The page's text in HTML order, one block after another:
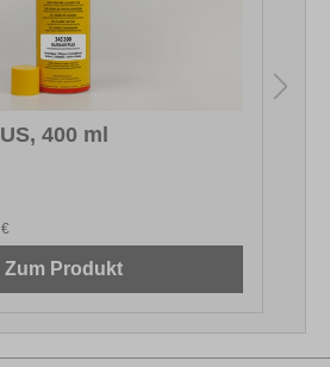
400 ml
Zum Produkt